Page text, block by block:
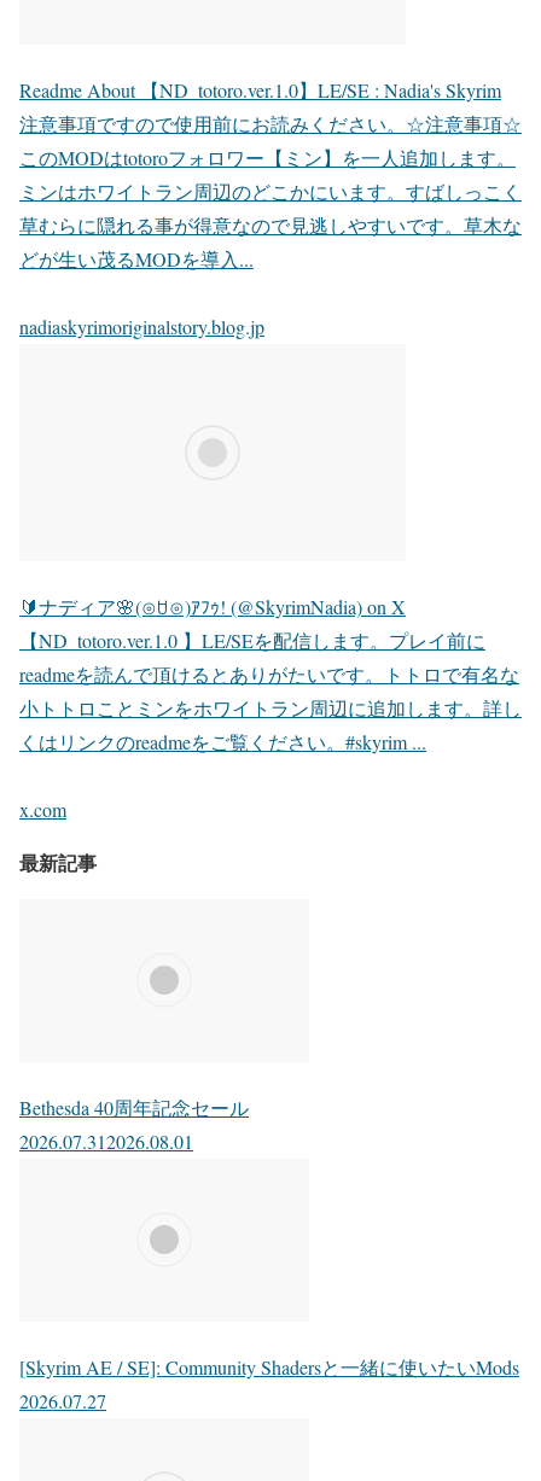
Readme About 【ND_totoro.ver.1.0】LE/SE : Nadia's Skyrim
注意事項ですので使用前にお読みください。☆注意事項☆
このMODはtotoroフォロワー【ミン】を一人追加します。
ミンはホワイトラン周辺のどこかにいます。すばしっこく
草むらに隠れる事が得意なので見逃しやすいです。草木な
どが生い茂るMODを導入...
nadiaskyrimoriginalstory.blog.jp
🔰ナディア🌸(⊙ꇴ⊙)ｱﾌｩ! (@SkyrimNadia) on X
【ND_totoro.ver.1.0 】LE/SEを配信します。プレイ前に
readmeを読んで頂けるとありがたいです。トトロで有名な
小トトロことミンをホワイトラン周辺に追加します。詳し
くはリンクのreadmeをご覧ください。#skyrim ...
x.com
最新記事
Bethesda 40周年記念セール
2026.07.312026.08.01
[Skyrim AE / SE]: Community Shadersと一緒に使いたいMods
2026.07.27